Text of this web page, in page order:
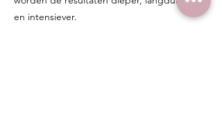
en intensiever.